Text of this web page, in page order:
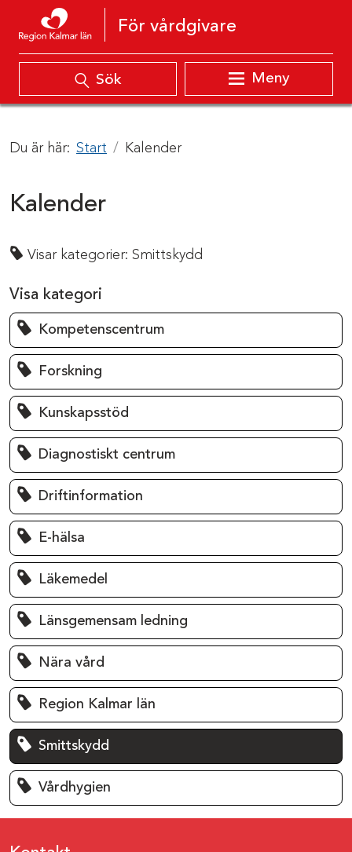
Hoppa till innehåll
För vårdgivare
Sök Meny
Du är här: Start Kalender
Kalender
Visar kategorier: Smittskydd
Visa kategori
Kompetenscentrum
Forskning
Kunskapsstöd
Diagnostiskt centrum
Driftinformation
E-hälsa
Läkemedel
Länsgemensam ledning
Nära vård
Region Kalmar län
Smittskydd
Vårdhygien